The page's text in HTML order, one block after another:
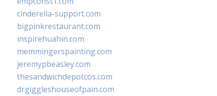
cinderella-support.com
bigpinkrestaurant.com
inspirehuahin.com
memmingerspainting.com
jeremypbeasley.com
thesandwichdepotcos.com
drgiggleshouseofpain.com